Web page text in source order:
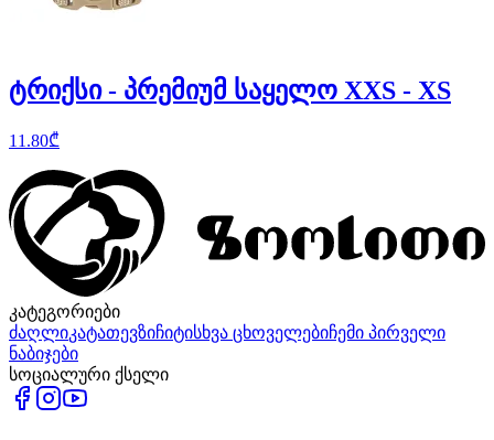
ტრიქსი - პრემიუმ საყელო XXS - XS
11.80₾
კატეგორიები
ძაღლიკატათევზიჩიტისხვა ცხოველებიჩემი პირველი
ნაბიჯები
სოციალური ქსელი